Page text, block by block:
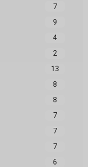
7
9
4
2
13
8
8
7
7
7
6